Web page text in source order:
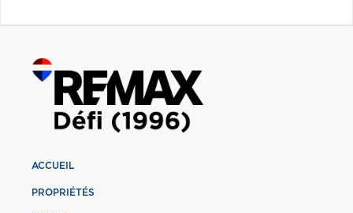
ACCUEIL
PROPRIÉTÉS